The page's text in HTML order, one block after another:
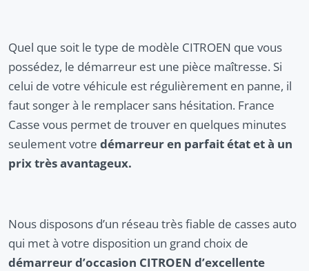
Quel que soit le type de modèle CITROEN que vous
possédez, le démarreur est une pièce maîtresse. Si
celui de votre véhicule est régulièrement en panne, il
faut songer à le remplacer sans hésitation. France
Casse vous permet de trouver en quelques minutes
seulement votre démarreur en parfait état et à un
prix très avantageux.
Nous disposons d’un réseau très fiable de casses auto
qui met à votre disposition un grand choix de
démarreur d’occasion CITROEN d’excellente